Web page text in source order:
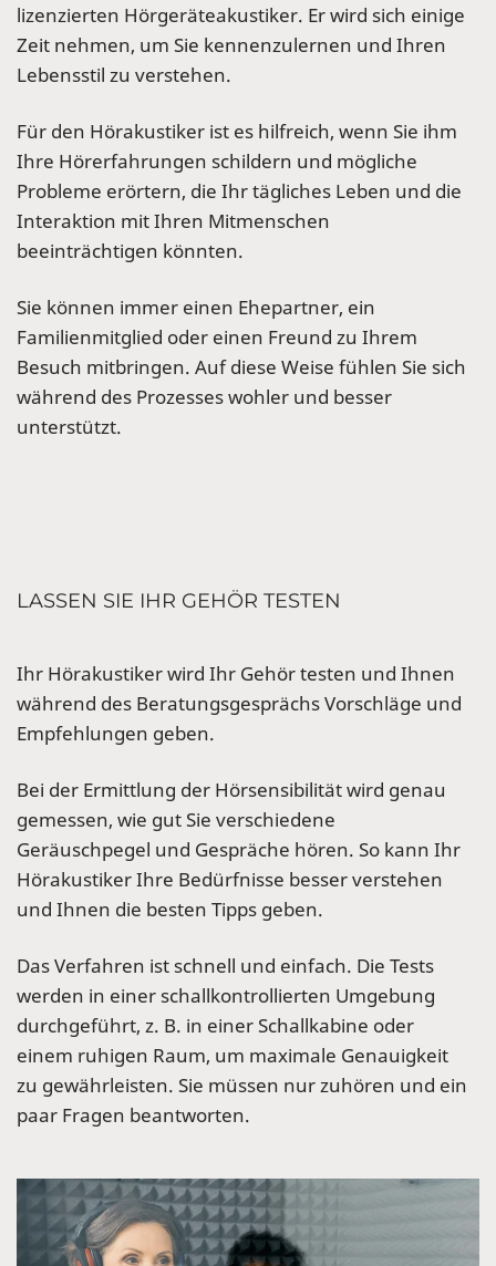
lizenzierten Hörgeräteakustiker. Er wird sich einige
Zeit nehmen, um Sie kennenzulernen und Ihren
Lebensstil zu verstehen.
Für den Hörakustiker ist es hilfreich, wenn Sie ihm
Ihre Hörerfahrungen schildern und mögliche
Probleme erörtern, die Ihr tägliches Leben und die
Interaktion mit Ihren Mitmenschen
beeinträchtigen könnten.
Sie können immer einen Ehepartner, ein
Familienmitglied oder einen Freund zu Ihrem
Besuch mitbringen. Auf diese Weise fühlen Sie sich
während des Prozesses wohler und besser
unterstützt.
LASSEN SIE IHR GEHÖR TESTEN
Ihr Hörakustiker wird Ihr Gehör testen und Ihnen
während des Beratungsgesprächs Vorschläge und
Empfehlungen geben.
Bei der Ermittlung der Hörsensibilität wird genau
gemessen, wie gut Sie verschiedene
Geräuschpegel und Gespräche hören. So kann Ihr
Hörakustiker Ihre Bedürfnisse besser verstehen
und Ihnen die besten Tipps geben.
Das Verfahren ist schnell und einfach. Die Tests
werden in einer schallkontrollierten Umgebung
durchgeführt, z. B. in einer Schallkabine oder
einem ruhigen Raum, um maximale Genauigkeit
zu gewährleisten. Sie müssen nur zuhören und ein
paar Fragen beantworten.